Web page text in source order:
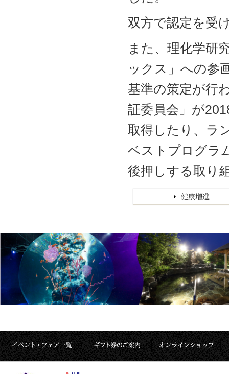
双方で認定を受
また、理化学研
ックス」への参
基準の策定が行
証委員会」が
取得したり、ラ
ベストプログラ
後押しする取り